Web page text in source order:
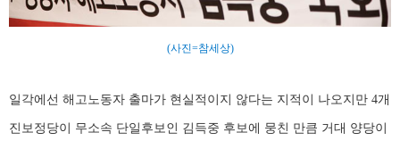
(사진=참세상)
일각에선 해고노동자 출마가 현실적이지 않다는 지적이 나오지만 4개
진보정당이 무소속 단일후보인 김득중 후보에 뭉친 만큼 거대 양당이